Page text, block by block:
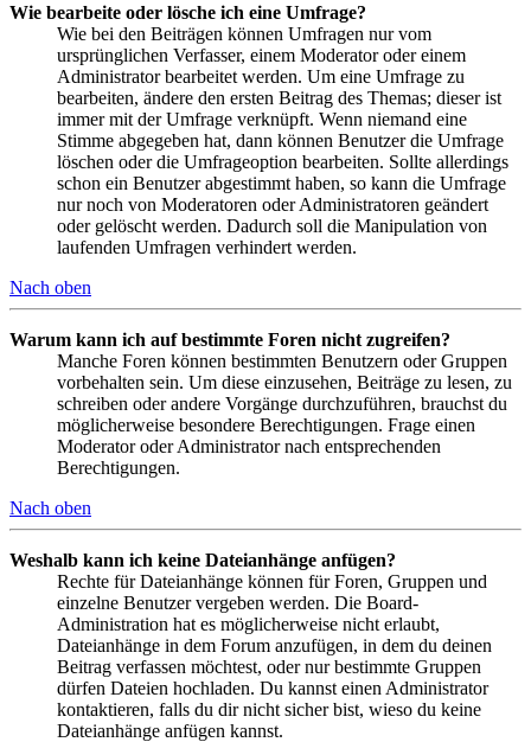
Wie bearbeite oder lösche ich eine Umfrage?
Wie bei den Beiträgen können Umfragen nur vom
ursprünglichen Verfasser, einem Moderator oder einem
Administrator bearbeitet werden. Um eine Umfrage zu
bearbeiten, ändere den ersten Beitrag des Themas; dieser ist
immer mit der Umfrage verknüpft. Wenn niemand eine
Stimme abgegeben hat, dann können Benutzer die Umfrage
löschen oder die Umfrageoption bearbeiten. Sollte allerdings
schon ein Benutzer abgestimmt haben, so kann die Umfrage
nur noch von Moderatoren oder Administratoren geändert
oder gelöscht werden. Dadurch soll die Manipulation von
laufenden Umfragen verhindert werden.
Nach oben
Warum kann ich auf bestimmte Foren nicht zugreifen?
Manche Foren können bestimmten Benutzern oder Gruppen
vorbehalten sein. Um diese einzusehen, Beiträge zu lesen, zu
schreiben oder andere Vorgänge durchzuführen, brauchst du
möglicherweise besondere Berechtigungen. Frage einen
Moderator oder Administrator nach entsprechenden
Berechtigungen.
Nach oben
Weshalb kann ich keine Dateianhänge anfügen?
Rechte für Dateianhänge können für Foren, Gruppen und
einzelne Benutzer vergeben werden. Die Board-
Administration hat es möglicherweise nicht erlaubt,
Dateianhänge in dem Forum anzufügen, in dem du deinen
Beitrag verfassen möchtest, oder nur bestimmte Gruppen
dürfen Dateien hochladen. Du kannst einen Administrator
kontaktieren, falls du dir nicht sicher bist, wieso du keine
Dateianhänge anfügen kannst.